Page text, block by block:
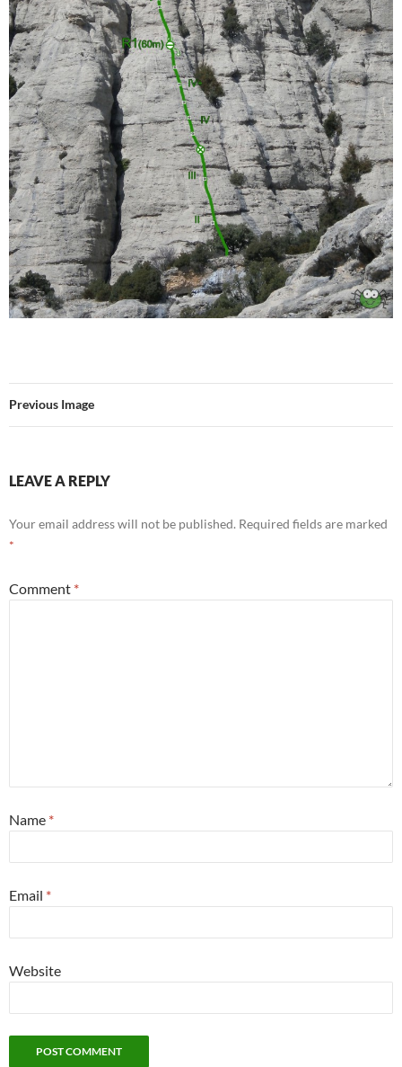
Previous Image
LEAVE A REPLY
Your email address will not be published. Required fields are marked
*
Comment *
Name *
Email *
Website